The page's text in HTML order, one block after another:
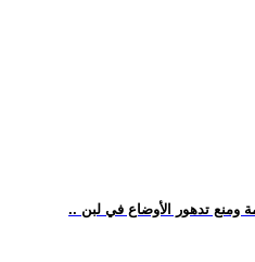
ومنع تدهور الأوضاع في لبن